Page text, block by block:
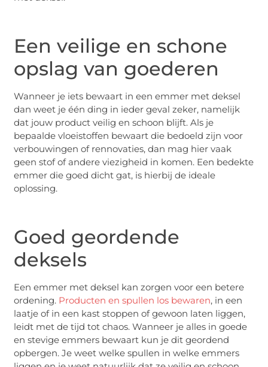
Een veilige en schone
opslag van goederen
Wanneer je iets bewaart in een emmer met deksel
dan weet je één ding in ieder geval zeker, namelijk
dat jouw product veilig en schoon blijft. Als je
bepaalde vloeistoffen bewaart die bedoeld zijn voor
verbouwingen of rennovaties, dan mag hier vaak
geen stof of andere viezigheid in komen. Een bedekte
emmer die goed dicht gat, is hierbij de ideale
oplossing.
Goed geordende
deksels
Een emmer met deksel kan zorgen voor een betere
ordening. Producten en spullen los bewaren, in een
laatje of in een kast stoppen of gewoon laten liggen,
leidt met de tijd tot chaos. Wanneer je alles in goede
en stevige emmers bewaart kun je dit geordend
opbergen. Je weet welke spullen in welke emmers